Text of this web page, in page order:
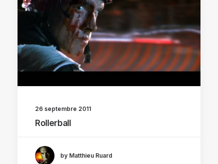
26 septembre 2011
Rollerball
by Matthieu Ruard